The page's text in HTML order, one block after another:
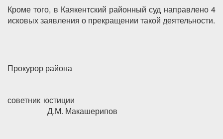
Кроме того, в Каякентский районный суд направлено 4
исковых заявления о прекращении такой деятельности.
Прокурор района
советник юстиции
Д.М. Макашерипов